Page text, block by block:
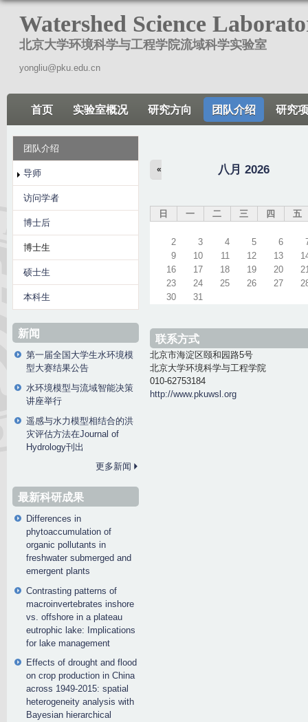
转
主
分
Watershed Science
北京大学环境科学与工程学院流域科学实验室
yongliu@pku.edu.cn
首页 实验室概况 研究方向 团队介绍 研究
团队介绍
导师
访问学者
博士后
博士生
硕士生
本科生
新闻
第一届全国大学生水环境模
型大赛结果公告
水环境模型与流域智能决策
讲座举行
遥感与水力模型相结合的洪
灾评估方法在Journal of
Hydrology刊出
更多新闻
最新科研成果
Differences in
phytoaccumulation of
organic pollutants in
freshwater submerged and
emergent plants
Contrasting patterns of
macroinvertebrates inshore
vs. offshore in a plateau
eutrophic lake: Implications
for lake management
Effects of drought and flood
on crop production in China
across 1949-2015: spatial
heterogeneity analysis with
Bayesian hierarchical
八月 2026
«
日 一 二 三 四 五
2 3 4 5 6
9
10 11 12 13
16
17 18 19 20
23
24 25 26 27
30
31
联系方式
北京市海淀区颐和园路5号
北京大学环境科学与工程学院
010-62753184
http://www.pkuwsl.org